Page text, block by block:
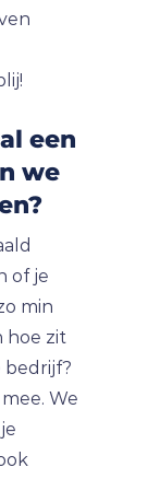
een
we
of je
min
hoe zit
bedrijf?
We